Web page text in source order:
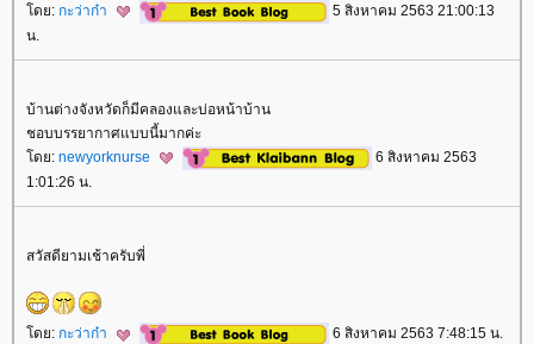
ดย: กะว่าก๋า
5 สิงหาคม 2563 21:00:13
น.
บ้านต่างจังหวัดก็มีคลองและบ่อหน้าบ้าน
ชอบบรรยากาศแบบนี้มากค่ะ
ดย: newyorknurse
6 สิงหาคม 2563
1:01:26 น.
สวัสดียามเช้าครับพี่
ดย: กะว่าก๋า 6 สิงหาคม 2563 7:48:15 น.